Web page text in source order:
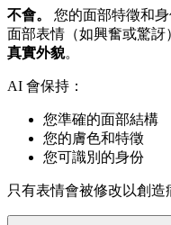
不會。
您的面部特徵和身
面部表情（如興奮或驚訝
真實外貌。
AI 會保持：
您準確的面部結構
您的膚色和特徵
您可識別的身份
只有表情會被修改以創造